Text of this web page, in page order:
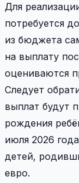
Для
потребуется
из бюджета
на выплату
оцениваются
Следует
выплат будут
рождения
июля 2026
детей,
евро.